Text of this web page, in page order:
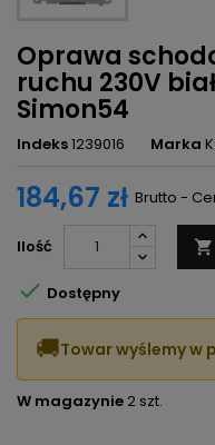
Oprawa
ruchu 230V
Simon54
Indeks1239016 Marka
184,67 zł Brutto -
Ilość 
 Dostępny
🚚Towar wyślemy w
W magazynie 2 szt.